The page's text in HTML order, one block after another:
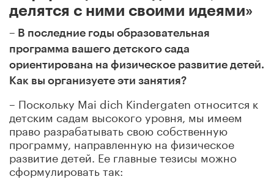
делятся с ними своими идеями»
– В последние годы образовательная
программа вашего детского сада
ориентирована на физическое развитие детей.
Как вы организуете эти занятия?
– Поскольку Mai dich Kindergaten относится к
детским садам высокого уровня, мы имеем
право разрабатывать свою собственную
программу, направленную на физическое
развитие детей. Ее главные тезисы можно
сформулировать так: